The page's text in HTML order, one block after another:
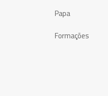
Papa
Formações